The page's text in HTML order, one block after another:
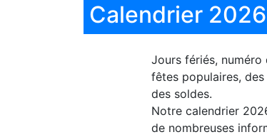
Calendrier
Jours fériés, numéro
fêtes populaires,
des soldes.
Notre calendrier
de nombreuses